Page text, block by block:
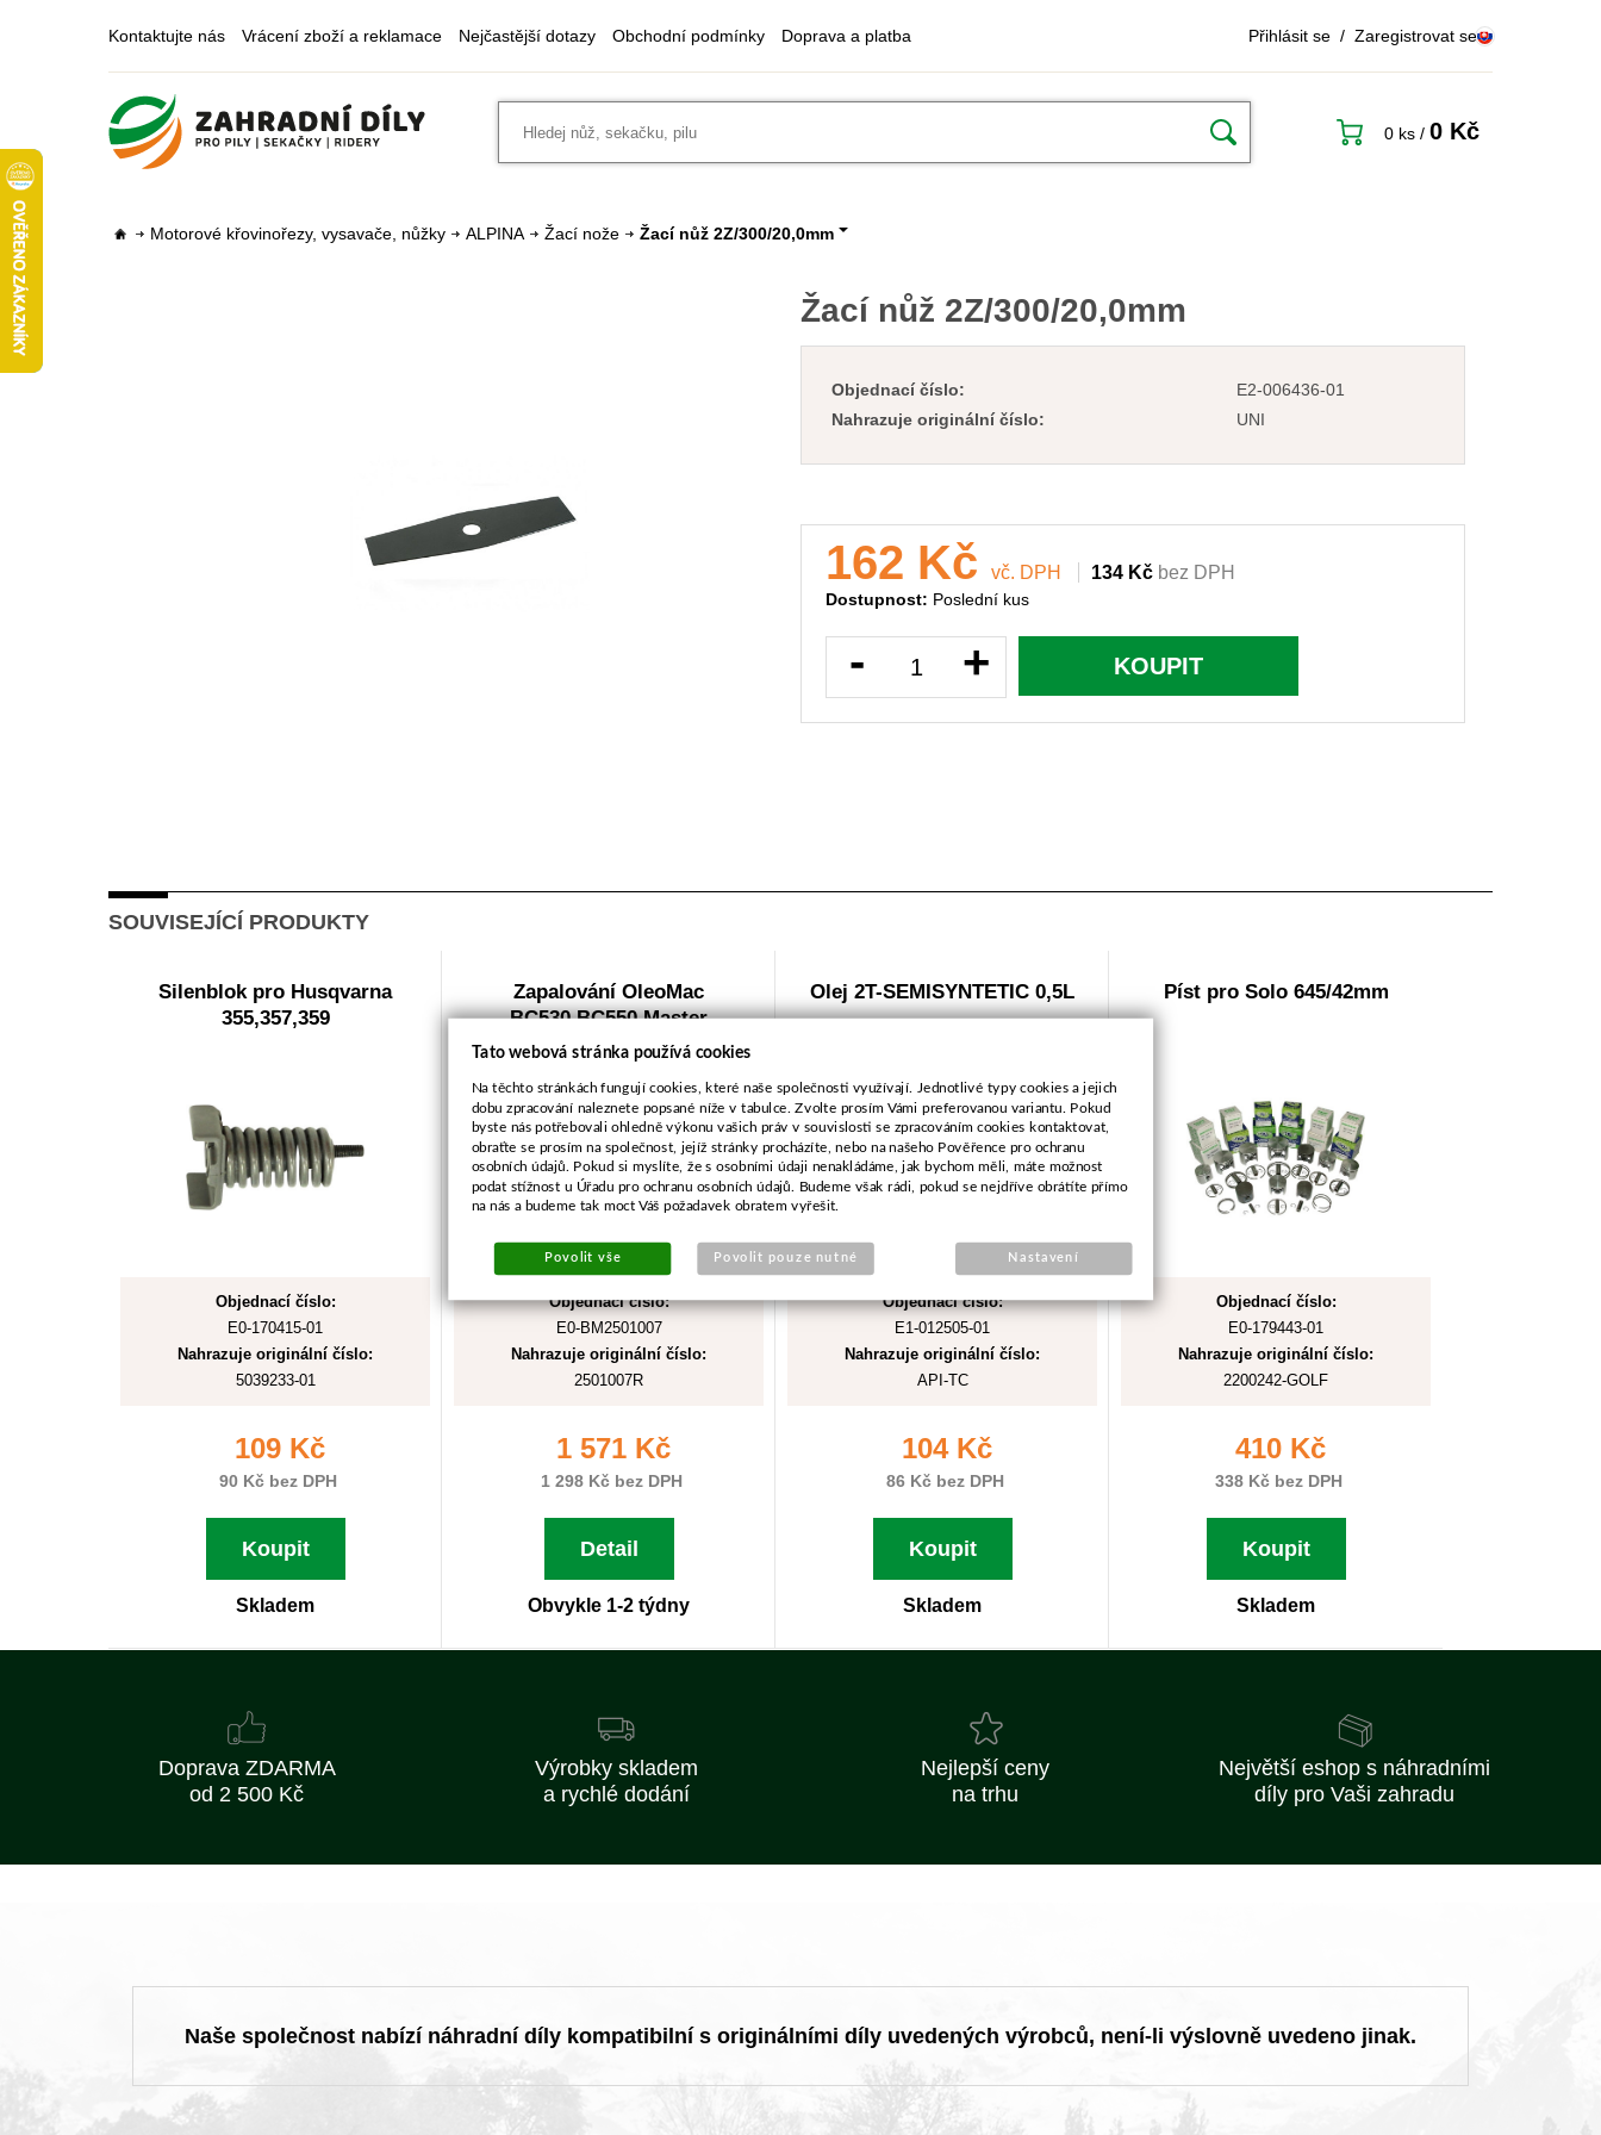
Kontaktujte nás Vrácení zboží a reklamace Nejčastější dotazy Obchodní podmínky Doprava a platba Přihlásit se / Zaregistrovat se
0 ks / 0 Kč
Motorové křovinořezy, vysavače, nůžky ALPINA Žací nože Žací nůž 2Z/300/20,0mm
Žací nůž 2Z/300/20,0mm
Objednací číslo:
E2-006436-01
Nahrazuje originální číslo:
UNI
162 Kč vč. DPH 134 Kč bez DPH
Dostupnost: Poslední kus
- + KOUPIT
SOUVISEJÍCÍ PRODUKTY
Silenblok pro Husqvarna
355,357,359
Objednací číslo:
E0-170415-01
Nahrazuje originální číslo:
5039233-01
109 Kč
90 Kč bez DPH
Koupit
Skladem
Zapalování OleoMac
BC530,BC550 Master
Objednací číslo:
E0-BM2501007
Nahrazuje originální číslo:
2501007R
1 571 Kč
1 298 Kč bez DPH
Detail
Obvykle 1-2 týdny
Olej 2T-SEMISYNTETIC 0,5L
Objednací číslo:
E1-012505-01
Nahrazuje originální číslo:
API-TC
104 Kč
86 Kč bez DPH
Koupit
Skladem
Píst pro Solo 645/42mm
Objednací číslo:
E0-179443-01
Nahrazuje originální číslo:
2200242-GOLF
410 Kč
338 Kč bez DPH
Koupit
Skladem
Doprava ZDARMA
od 2 500 Kč
Výrobky skladem
a rychlé dodání
Nejlepší ceny
na trhu
Největší eshop s náhradními
díly pro Vaši zahradu
Naše společnost nabízí náhradní díly kompatibilní s originálními díly uvedených výrobců, není-li výslovně uvedeno jinak.
Tato webová stránka používá cookies
Na těchto stránkách fungují cookies, které naše společnosti využívají. Jednotlivé typy cookies a jejich
dobu zpracování naleznete popsané níže v tabulce. Zvolte prosím Vámi preferovanou variantu. Pokud
byste nás potřebovali ohledně výkonu vašich práv v souvislosti se zpracováním cookies kontaktovat,
obraťte se prosím na společnost, jejíž stránky procházíte, nebo na našeho Pověřence pro ochranu
osobních údajů. Pokud si myslíte, že s osobními údaji nenakládáme, jak bychom měli, máte možnost
podat stížnost u Úřadu pro ochranu osobních údajů. Budeme však rádi, pokud se nejdříve obrátíte přímo
na nás a budeme tak moct Váš požadavek obratem vyřešit.
Povolit vše Povolit pouze nutné Nastavení